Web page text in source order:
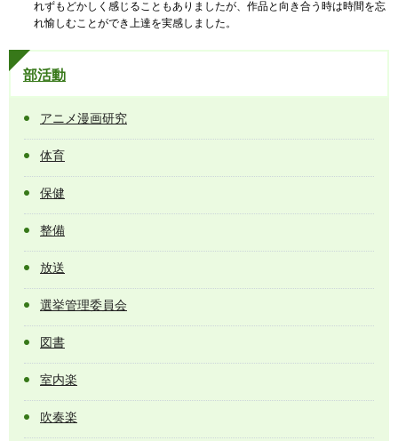
れずもどかしく感じることもありましたが、作品と向き合う時は時間を忘
れ愉しむことができ上達を実感しました。
部活動
アニメ漫画研究
体育
保健
整備
放送
選挙管理委員会
図書
室内楽
吹奏楽